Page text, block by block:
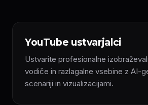
YouTube ustvarjalci
Ustvarite profesionalne
vodiče in razlagalne vsebine z AI-
scenariji in vizualizacijami.